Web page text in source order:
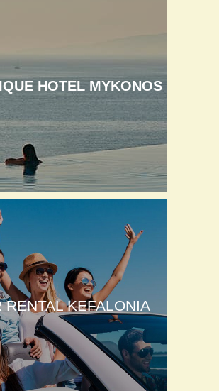
HOTEL MYKONOS
RENTAL KEFALONIA